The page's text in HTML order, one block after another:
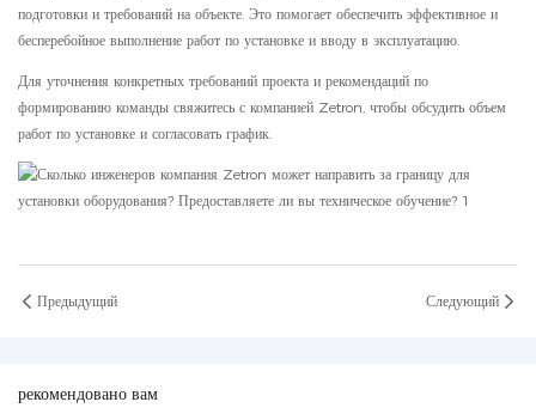
подготовки и требований на объекте. Это помогает обеспечить эффективное и
бесперебойное выполнение работ по установке и вводу в эксплуатацию.
Для уточнения конкретных требований проекта и рекомендаций по
формированию команды свяжитесь с компанией Zetron, чтобы обсудить объем
работ по установке и согласовать график.
Предыдущий Следующий
рекомендовано вам